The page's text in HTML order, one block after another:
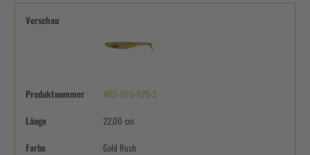
Vorschau
Produktnummer WES-003-029-3
Länge 22,00 cm
Farbe Gold Rush